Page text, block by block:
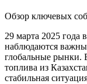
Обзор ключевых
29 марта 2025 года
наблюдаются
глобальные рынки.
топлива из
стабильная